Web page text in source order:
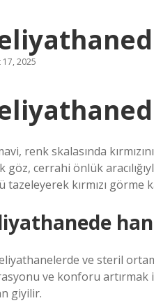
2025
renk skalasında
göz, cerrahi önlük
kırmızı görme
ve steril
ve konforu artırmak
giyilir.